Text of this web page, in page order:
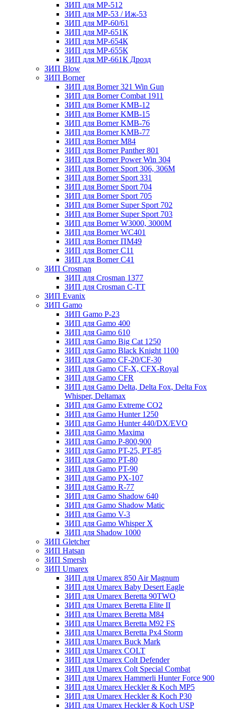
ЗИП для МР-512
ЗИП для МР-53 / Иж-53
ЗИП для МР-60/61
ЗИП для МР-651К
ЗИП для МР-654К
ЗИП для МР-655К
ЗИП для МР-661К Дрозд
ЗИП Blow
ЗИП Borner
ЗИП для Borner 321 Win Gun
ЗИП для Borner Combat 1911
ЗИП для Borner KMB-12
ЗИП для Borner KMB-15
ЗИП для Borner KMB-76
ЗИП для Borner KMB-77
ЗИП для Borner M84
ЗИП для Borner Panther 801
ЗИП для Borner Power Win 304
ЗИП для Borner Sport 306, 306M
ЗИП для Borner Sport 331
ЗИП для Borner Sport 704
ЗИП для Borner Sport 705
ЗИП для Borner Super Sport 702
ЗИП для Borner Super Sport 703
ЗИП для Borner W3000, 3000М
ЗИП для Borner WC401
ЗИП для Borner ПМ49
ЗИП для Borner С11
ЗИП для Borner С41
ЗИП Crosman
ЗИП для Crosman 1377
ЗИП для Crosman C-TT
ЗИП Evanix
ЗИП Gamo
ЗИП Gamo P-23
ЗИП для Gamo 400
ЗИП для Gamo 610
ЗИП для Gamo Big Cat 1250
ЗИП для Gamo Black Knight 1100
ЗИП для Gamo CF-20/CF-30
ЗИП для Gamo CF-X, CFX-Royal
ЗИП для Gamo CFR
ЗИП для Gamo Delta, Delta Fox, Delta Fox
Whisper, Deltamax
ЗИП для Gamo Extreme CO2
ЗИП для Gamo Hunter 1250
ЗИП для Gamo Hunter 440/DX/EVO
ЗИП для Gamo Maxima
ЗИП для Gamo P-800,900
ЗИП для Gamo PT-25, PT-85
ЗИП для Gamo PT-80
ЗИП для Gamo PT-90
ЗИП для Gamo PX-107
ЗИП для Gamo R-77
ЗИП для Gamo Shadow 640
ЗИП для Gamo Shadow Matic
ЗИП для Gamo V-3
ЗИП для Gamo Whisper X
ЗИП для Shadow 1000
ЗИП Gletcher
ЗИП Hatsan
ЗИП Smersh
ЗИП Umarex
ЗИП для Umarex 850 Air Magnum
ЗИП для Umarex Baby Desert Eagle
ЗИП для Umarex Beretta 90TWO
ЗИП для Umarex Beretta Elite II
ЗИП для Umarex Beretta M84
ЗИП для Umarex Beretta M92 FS
ЗИП для Umarex Beretta Px4 Storm
ЗИП для Umarex Buck Mark
ЗИП для Umarex COLT
ЗИП для Umarex Colt Defender
ЗИП для Umarex Colt Special Combat
ЗИП для Umarex Hammerli Hunter Force 900
ЗИП для Umarex Heckler & Koch MP5
ЗИП для Umarex Heckler & Koch P30
ЗИП для Umarex Heckler & Koch USP